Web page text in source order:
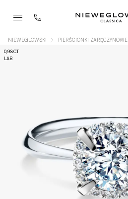
NIEWEGLOWSKI PIERŚCIONKI ZARĘCZYNOWE
0,98CT
LAB